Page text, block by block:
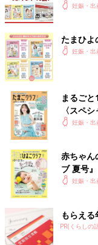
妊娠・出
たまひよ
妊娠・出
まるごと
〈スペ
妊娠・出
赤ちゃん
ブ 夏号
く！ お
妊娠・出
もらえ
PR(くらしの